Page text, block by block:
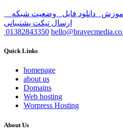
دانلود فایل
وضعیت شبکه
ارسال تیکت پشتیبانی
01382843350
Quick Links
homepage
about us
Domains
Web hosting
Worpress Hosting
About Us